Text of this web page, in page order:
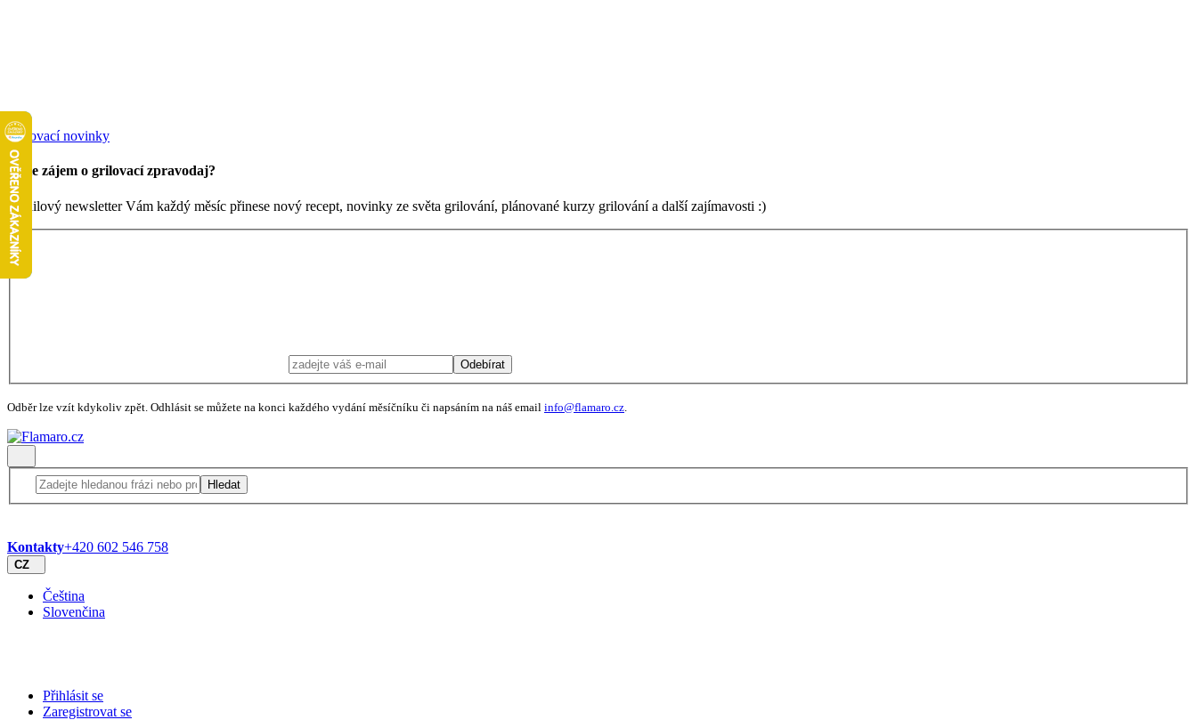
Grilovací novinky
Máte zájem o grilovací zpravodaj?
Emailový newsletter Vám každý měsíc přinese nový recept, novinky ze světa grilování, plánované kurzy grilování a další zajímavosti :)
Odebírat
Odběr lze vzít kdykoliv zpět. Odhlásit se můžete na konci každého vydání měsíčníku či napsáním na náš email info@flamaro.cz.
Hledat
Kontakty+420 602 546 758
CZ
Čeština
Slovenčina
Přihlásit se
Zaregistrovat se